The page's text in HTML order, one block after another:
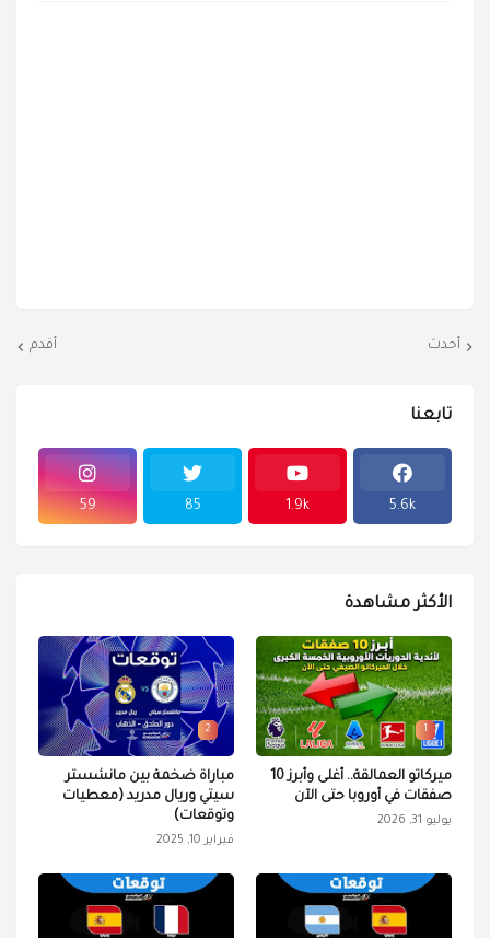
أحدث أقدم
تابعنا
5.6k
1.9k
85
59
الأكثر مشاهدة
1
ميركاتو العمالقة.. أغلى وأبرز 10
صفقات في أوروبا حتى الآن
يوليو 31, 2026
2
مباراة ضخمة بين مانشستر
سيتي وريال مدريد (معطيات
وتوقعات)
فبراير 10, 2025